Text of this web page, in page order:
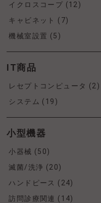
イクロスコープ (12)
キャビネット (7)
機械室設置 (5)
IT商品
レセプトコンピュータ (2)
システム (19)
小型機器
小器械 (50)
滅菌/洗浄 (20)
ハンドピース (24)
訪問診療関連 (14)